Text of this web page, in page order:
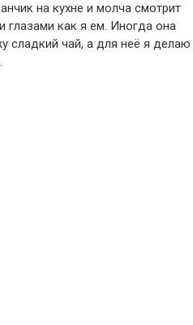
на кухне и молча смотрит
глазами как я ем. Иногда она
сладкий чай, а для неё я делаю